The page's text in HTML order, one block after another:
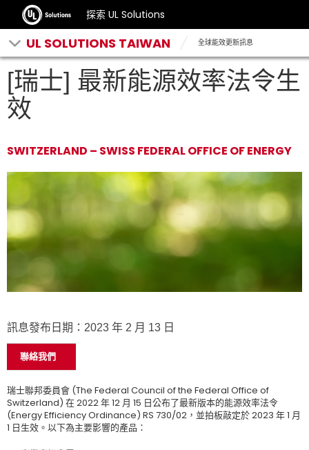
探索 UL Solutions
UL SOLUTIONS TAIWAN 全球能效更新訊息
[瑞士] 最新能源效率法令生
效
SWITZERLAND – SWISS FEDERAL OFFICE OF ENERGY
訊息發布日期：2023 年 2 月 13 日
聯絡我們
瑞士聯邦委員會 (The Federal Council of the Federal Office of
Switzerland) 在 2022 年 12 月 15 日公布了最新版本的能源效率法令
(Energy Efficiency Ordinance) RS 730/02，並拍板敲定於 2023 年 1 月
1 日生效。以下為主要影響的產品：